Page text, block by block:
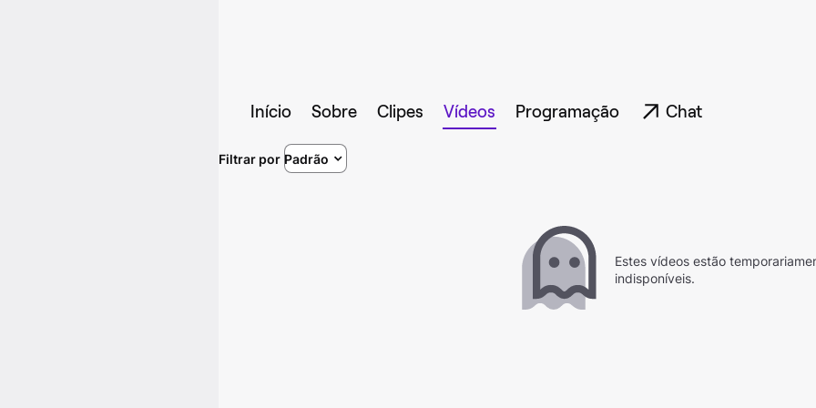
Início Sobre Clipes Vídeos Programação Chat
Filtrar por Padrão
Estes vídeos estão
indisponíveis.